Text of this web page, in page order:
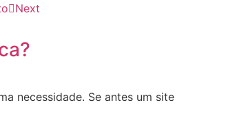
Next
necessidade. Se antes um site